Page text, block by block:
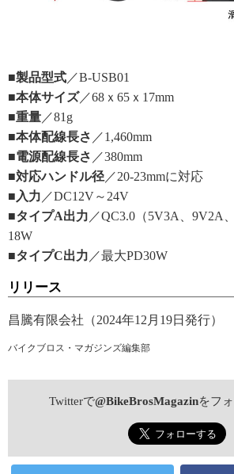
■製品型式 ／B-USB01
■本体サイズ／68ｘ65ｘ17mm
■重量 ／81g
■本体配線長さ ／1,460mm
■電源配線長さ ／380mm
■対応ハンドル径 ／20-23mmに対応
■入力 ／DC12V～24V
■タイプA出力 ／QC3.0（5V3A、9V2A
18W
■タイプC出力 ／最大PD30W
リリース
昌騰有限会社（2024年12月19日発行）
バイクブロス・マガジンズ編集部
Twitterで@BikeBrosMagazinをフ